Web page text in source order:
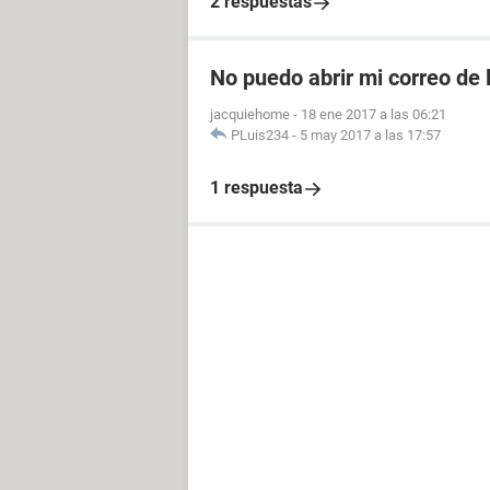
No puedo abrir mi correo de
jacquiehome - 18 ene 2017 a las 06:21
PLuis234 - 5 may 2017 a las 17:57
1 respuesta